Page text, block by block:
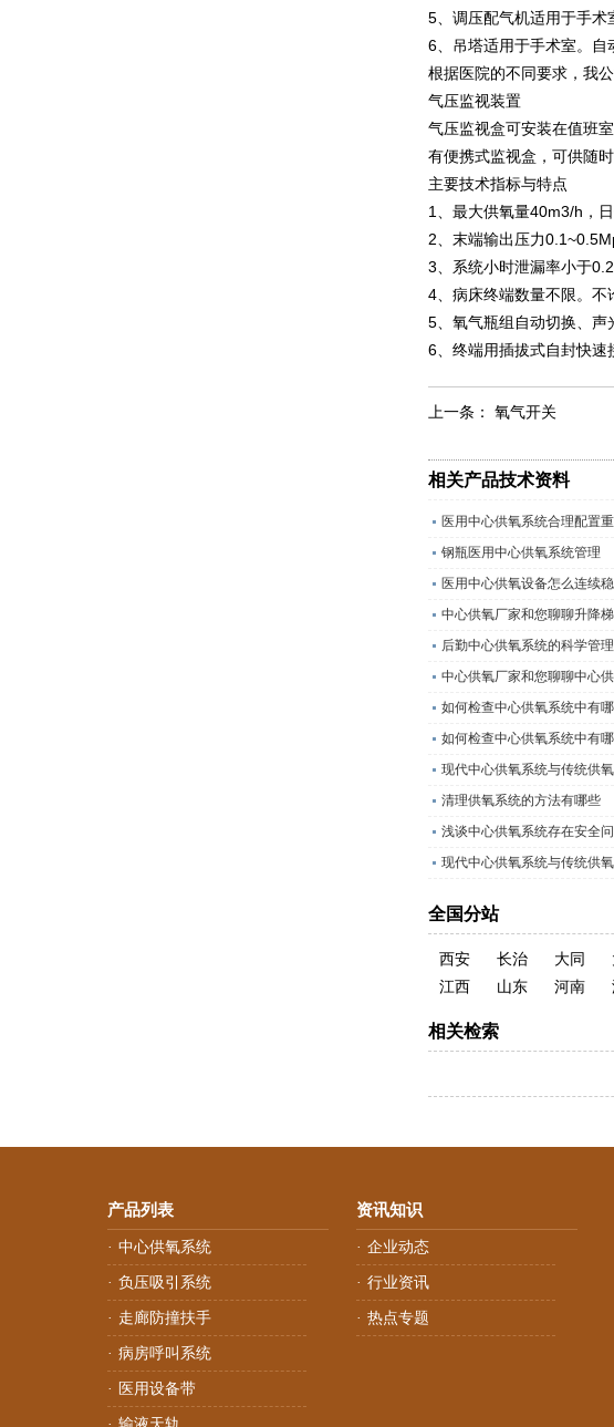
5、调压配气机适用于手术
6、吊塔适用于手术室。自
根据医院的不同要求，我
气压监视装置
气压监视盒可安装在值班
有便携式监视盒，可供随时
主要技术指标与特点
1、最大供氧量40m3/h，
2、末端输出压力
3、系统小时泄漏率小于
4、病床终端数量不限。不
5、氧气瓶组自动切换、声
6、终端用插拔式自封快速
上一条： 氧气开关
相关产品技术资料
医用中心供氧系统合理配置
钢瓶医用中心供氧系统管理
医用中心供氧设备怎么连续
中心供氧厂家和您聊聊升降
后勤中心供氧系统的科学管理
中心供氧厂家和您聊聊中心
如何检查中心供氧系统中有
如何检查中心供氧系统中有
现代中心供氧系统与传统供
清理供氧系统的方法有哪些
浅谈中心供氧系统存在安全
现代中心供氧系统与传统供
全国分站
西安 长治 大同
江西
山东 河南
相关检索
产品列表
· 中心供氧系统
· 负压吸引系统
· 走廊防撞扶手
· 病房呼叫系统
· 医用设备带
资讯知识
· 企业动态
· 行业资讯
· 热点专题